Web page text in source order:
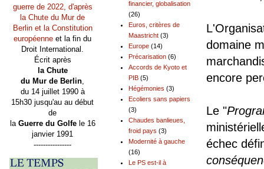
domaine
encore
Le "
échec
financier, globalisation
(26)
Euros, critères de
Maastricht (3)
Europe (14)
Précarisation (6)
Accords de Kyoto et
PIB (5)
Hégémonies (3)
Ecoliers sans papiers
(3)
Chaudes banlieues,
froid pays (3)
Modernité à gauche
(16)
Le PS est-il à
guerre de 2022, d'après
la Chute du Mur de
Berlin et la Constitution
européenne et la fin du
Droit International.
Écrit après
la Chute
du Mur de Berlin,
du 14 juillet 1990 à
15h30 jusqu'au au début
de
la Guerre du Golfele 16
janvier 1991
----------------